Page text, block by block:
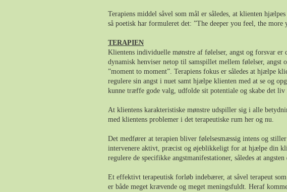
Terapiens middel såvel som mål er således, at klienten
så poetisk har formuleret det: ”The deeper you feel, the more
TERAPIEN
Klientens individuelle mønstre af følelser, angst og forsvar
dynamisk henviser netop til samspillet mellem følelser,
”moment to moment”. Terapiens fokus er således at hjælpe
regulere sin angst i nuet samt hjælpe klienten med at se og
kunne træffe gode valg, udfolde sit potentiale og skabe det liv
At klientens karakteristiske mønstre udspiller sig i alle
med klientens problemer i det terapeutiske rum her og nu.
Det medfører at terapien bliver følelsesmæssig intens og
intervenere aktivt, præcist og øjeblikkeligt for at hjælpe din
regulere de specifikke angstmanifestationer, således at
Et effektivt terapeutisk forløb indebærer, at såvel terapeut
er både meget krævende og meget meningsfuldt. Heraf